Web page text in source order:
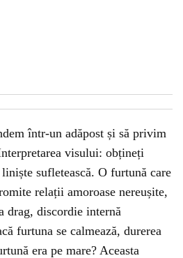
într-un adăpost și să privim
visului: obțineți
sufletească. O furtună care
relații amoroase nereușite,
drag, discordie internă
furtuna se calmează, durerea
era pe mare? Aceasta